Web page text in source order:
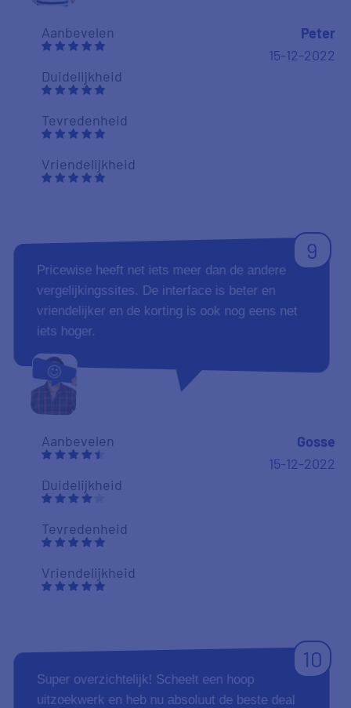
Aanbevelen
Duidelijkheid
Tevredenheid
Vriendelijkheid
Peter
15-12-2022
9
Pricewise heeft net iets meer dan de andere
vergelijkingssites. De interface is beter en
vriendelijker en de korting is ook nog eens net
iets hoger.
Aanbevelen
Duidelijkheid
Tevredenheid
Vriendelijkheid
Gosse
15-12-2022
10
Super overzichtelijk! Scheelt een hoop
uitzoekwerk en heb nu absoluut de beste deal